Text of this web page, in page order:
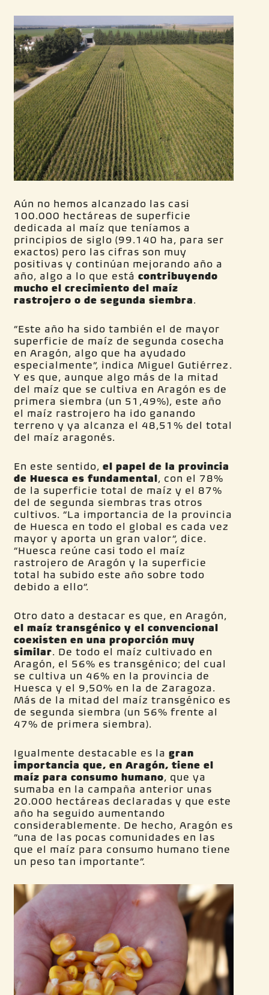
Aún no hemos alcanzado las casi
100.000 hectáreas de superficie
dedicada al maíz que teníamos a
principios de siglo (99.140 ha, para ser
exactos) pero las cifras son muy
positivas y continúan mejorando año a
año, algo a lo que estácontribuyendo
mucho el crecimiento delmaíz
rastrojero o de segunda siembra.
“Este año ha sido también el de mayor
superficie de maíz de segunda cosecha
en Aragón, algo que ha ayudado
especialmente”, indica Miguel Gutiérrez.
Y es que, aunque algo más de la mitad
del maíz que se cultiva en Aragón es de
primera siembra (un 51,49%), este año
el maíz rastrojero ha ido ganando
terreno y ya alcanza el 48,51% del total
del maíz aragonés.
En este sentido,el papel de la provincia
de Huesca es fundamental, con el 78%
de la superficie total de maíz y el 87%
del de segunda siembras tras otros
cultivos. “La importancia de la provincia
de Huesca en todo el global es cada vez
mayor y aporta un gran valor”, dice.
“Huesca reúne casi todo el maíz
rastrojero de Aragón y la superficie
total ha subido este año sobre todo
debido a ello”.
Otro dato a destacar es que, en Aragón,
el maíz transgénico y el convencional
coexisten en unaproporción muy
similar. De todo el maíz cultivado en
Aragón, el 56% es transgénico; del cual
se cultiva un 46% en la provincia de
Huesca y el 9,50% en la de Zaragoza.
Más de la mitad del maíz transgénico es
de segunda siembra (un 56% frente al
47% de primera siembra).
Igualmente destacable es lagran
importancia que, en Aragón, tiene el
maíz para consumohumano, que ya
sumaba en la campaña anterior unas
20.000 hectáreas declaradas y que este
año ha seguido aumentando
considerablemente. De hecho, Aragón es
“una de las pocas comunidades en las
que el maíz para consumo humano tiene
un peso tan importante”.